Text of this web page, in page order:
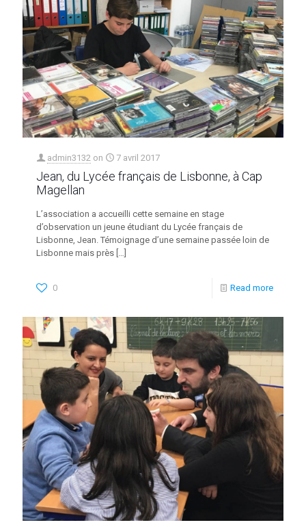
admin3132 on 7 avril 2017
Jean, du Lycée français de Lisbonne, à Cap
Magellan
L’association a accueilli cette semaine en stage
d’observation un jeune étudiant du Lycée français de
Lisbonne, Jean. Témoignage d’une semaine passée loin de
Lisbonne mais près […]
0 Read more